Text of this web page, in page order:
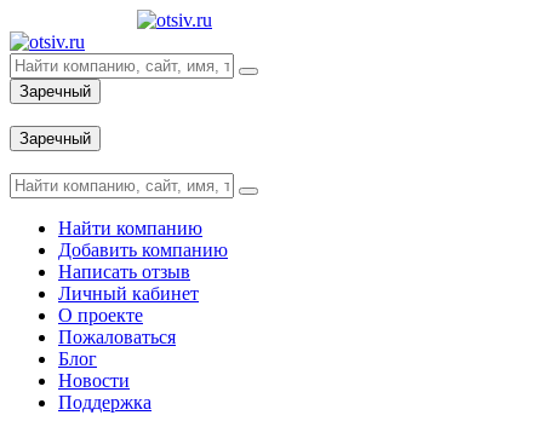
Заречный
Заречный
Найти компанию
Добавить компанию
Написать отзыв
Личный кабинет
О проекте
Пожаловаться
Блог
Новости
Поддержка